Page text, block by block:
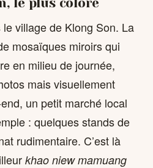
le plus coloré
le village de Klong Son. La
mosaïques miroirs qui
en milieu de journée,
mais visuellement
un petit marché local
: quelques stands de
rudimentaire. C’est là
khao niew mamuang